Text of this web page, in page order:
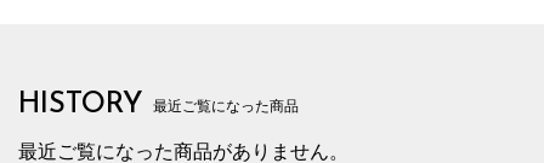
HISTORY 最近ご覧になった商品
最近ご覧になった商品がありません。